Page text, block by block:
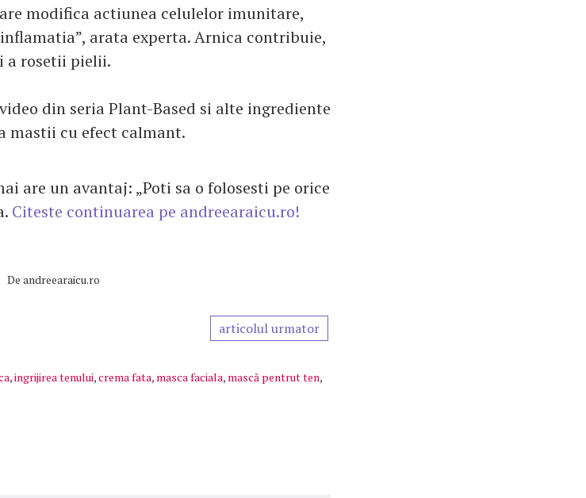
modifica actiunea celulelor imunitare,
arata experta. Arnica contribuie,
a rosetii pielii.
din seria Plant-Based si alte ingrediente
mastii cu efect calmant.
are un avantaj: „Poti sa o folosesti pe orice
Citeste continuarea pe andreearaicu.ro!
De andreearaicu.ro
articolul urmator
,ingrijirea tenului,crema fata, masca faciala, mască pentrut ten,